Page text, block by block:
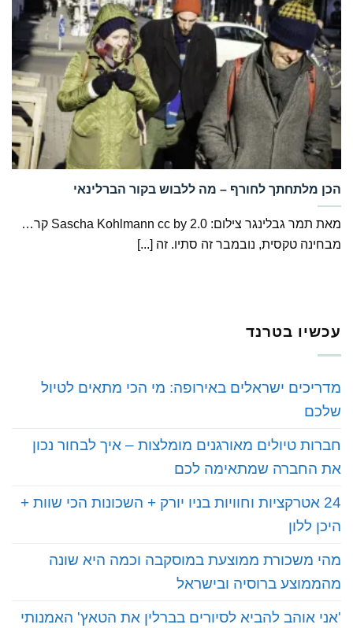
‏הכן מלתחתך לחורף – מה ללבוש בקור הברלינאי
מאת תמר גבלינגר צילום: Sascha Kohlmann cc by 2.0 קר…
מבחינה טקסית, נובמבר זה סתיו. זה [...]
עכשיו בטרנד
מדריכים ישראלים באירופה: מי הכי מתאים לטיול
שלכם
חברות טיולים מאורגנים מומלצות – איך לבחור נכון
את החברה שמתאימה לכם
24 אטרקציות וחוויות בניו יורק + השכונות הכי שוות +
היכן ללון
מהי משכורת ממוצעת במוסקבה וכמה היא שונה
מהממוצע ברוסיה ובישראל
'אני אוהב להביא לסיורים בברלין את הטאץ' האמנותי